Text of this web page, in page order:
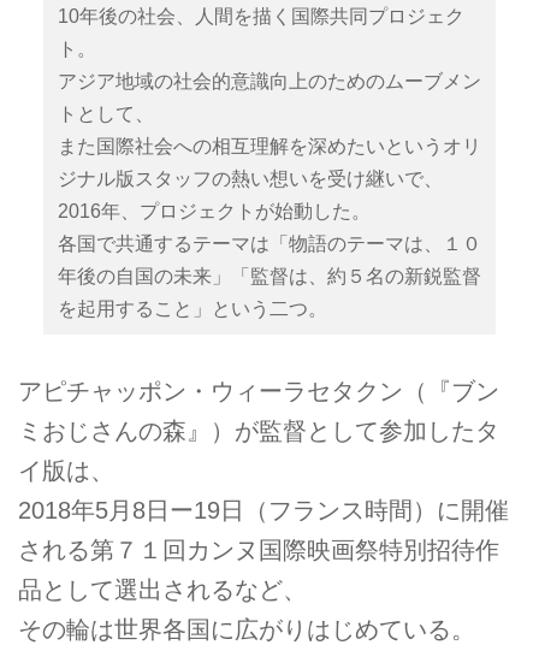
10年後の社会、人間を描く国際共同プロジェク
ト。
アジア地域の社会的意識向上のためのムーブメン
トとして、
また国際社会への相互理解を深めたいというオリ
ジナル版スタッフの熱い想いを受け継いで、
2016年、プロジェクトが始動した。
各国で共通するテーマは「物語のテーマは、１０
年後の自国の未来」「監督は、約５名の新鋭監督
を起用すること」という二つ。
アピチャッポン・ウィーラセタクン（『ブン
ミおじさんの森』）が監督として参加したタ
イ版は、
2018年5月8日ー19日（フランス時間）に開催
される第７１回カンヌ国際映画祭特別招待作
品として選出されるなど、
その輪は世界各国に広がりはじめている。